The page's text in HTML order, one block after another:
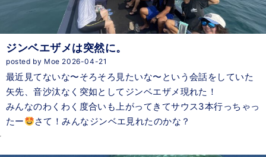
ジンベエザメは突然に。
posted by Moe 2026-04-21
最近見てないな〜そろそろ見たいな〜という会話をしていた
矢先、音沙汰なく突如としてジンベエザメ現れた！
みんなのわくわく度合いも上がってきてサウス3本行っちゃっ
たー
さて！みんなジンベエ見れたのかな？